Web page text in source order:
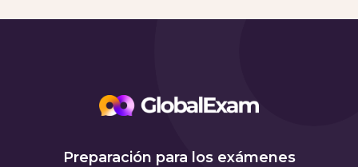
Preparación para los exámenes